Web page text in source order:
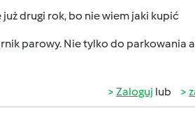
drugi rok, bo nie wiem jaki kupić
parowy. Nie tylko do parkowania
Zaloguj lub